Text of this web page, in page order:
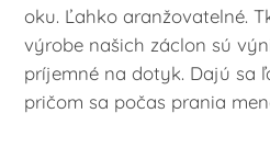
oku. Ľahko aranžovatelné.
výrobe našich záclon sú
príjemné na dotyk. Dajú sa
pričom sa počas prania